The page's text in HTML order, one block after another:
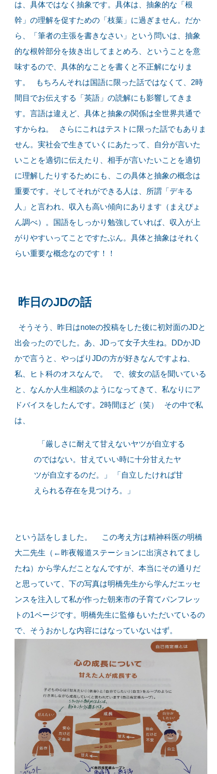
は、具体ではなく抽象です。具体は、抽象的な「根
幹」の理解を促すための「枝葉」に過ぎません。だか
ら、「筆者の主張を書きなさい」という問いは、抽象
的な根幹部分を抜き出してまとめろ、ということを意
味するので、具体的なことを書くと不正解になりま
す。 もちろんそれは国語に限った話ではなくて、2時
間目でお伝えする「英語」の読解にも影響してきま
す。言語は違えど、具体と抽象の関係は全世界共通で
すからね。 さらにこれはテストに限った話でもありま
せん。実社会で生きていくにあたって、自分が言いた
いことを適切に伝えたり、相手が言いたいことを適切
に理解したりするためにも、この具体と抽象の概念は
重要です。そしてそれができる人は、所謂「デキる
人」と言われ、収入も高い傾向にあります（まえぴょ
ん調べ）。国語をしっかり勉強していれば、収入が上
がりやすいってことですたぶん。具体と抽象はそれく
らい重要な概念なのです！！
昨日のJDの話
そうそう、昨日はnoteの投稿をした後に初対面のJDと
出会ったのでした。あ、JDって女子大生ね。DDかJD
かで言うと、やっぱりJDの方が好きなんですよね、
私、ヒト科のオスなんで。 で、彼女の話を聞いている
と、なんか人生相談のようになってきて、私なりにア
ドバイスをしたんです。2時間ほど（笑） その中で私
は、
「厳しさに耐えて甘えないヤツが自立する
のではない。甘えていい時に十分甘えたヤ
ツが自立するのだ。」 「自立したければ甘
えられる存在を見つけろ。」
という話をしました。 この考え方は精神科医の明橋
大二先生（←昨夜報道ステーションに出演されてまし
たね）から学んだことなんですが、本当にその通りだ
と思っていて、下の写真は明橋先生から学んだエッセ
ンスを注入して私が作った朝来市の子育てパンフレッ
トの1ページです。明橋先生に監修もいただいているの
で、そうおかしな内容にはなっていないはず。